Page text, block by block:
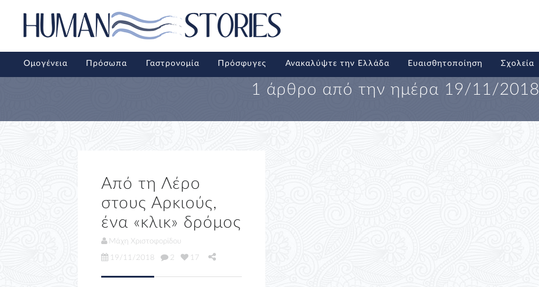
Ομογένεια Πρόσωπα Γαστρονομία Πρόσφυγες Ανακαλύψτε την Ελλάδα Ευαισθητοποίηση Σχολεία
1 άρθρο από την ημέρα 19/11/2018
Από τη Λέρο
στους Αρκιούς,
ένα «κλικ» δρόμος
Μάχη Χριστοφορίδου
19/11/2018
2 17